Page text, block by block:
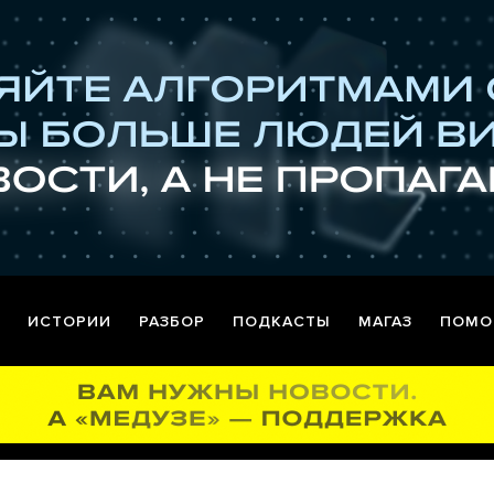
ИСТОРИИ РАЗБОР ПОДКАСТЫ МАГАЗ